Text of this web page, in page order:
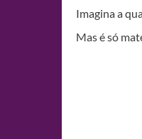
Imagina a
Mas é só